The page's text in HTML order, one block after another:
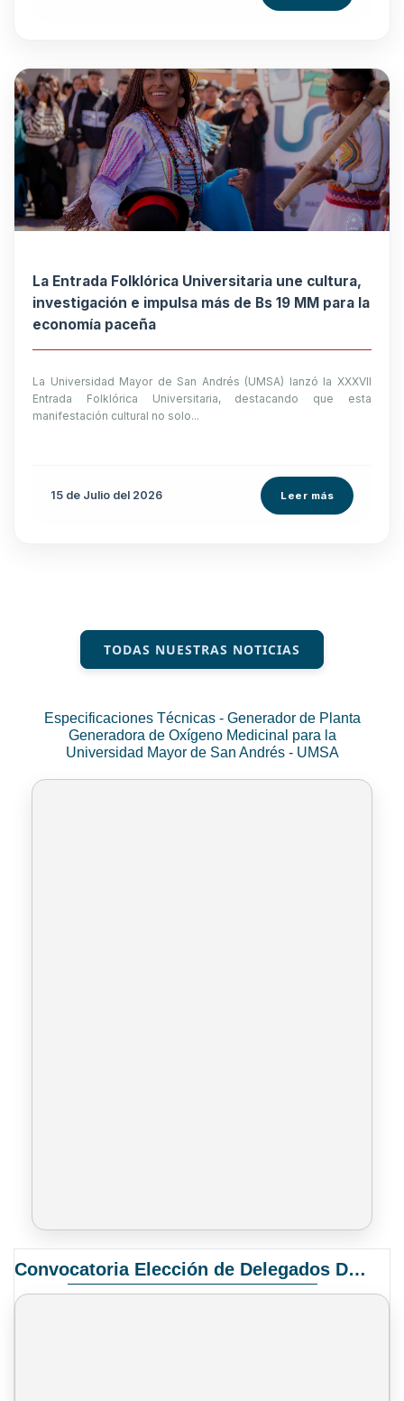
La Entrada Folklórica Universitaria une cultura,
investigación e impulsa más de Bs 19 MM para la
economía paceña
La Universidad Mayor de San Andrés (UMSA) lanzó la XXXVII
Entrada Folklórica Universitaria, destacando que esta
manifestación cultural no solo...
15 de Julio del 2026 Leer más
TODAS NUESTRAS NOTICIAS
Especificaciones Técnicas - Generador de Planta
Generadora de Oxígeno Medicinal para la
Universidad Mayor de San Andrés - UMSA
Convocatoria Elección de Delegados Docentes para el XIV Congreso Nacional de Universidades